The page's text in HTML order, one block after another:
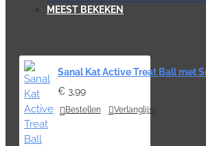
MEEST BEKEKEN
Sanal Kat Active Treat Ball met
€ 3,99
Bestellen Verlanglijst